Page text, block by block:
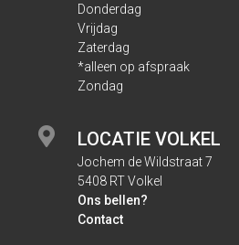
Donderdag
Vrijdag
Zaterdag
*alleen op afspraak
Zondag
LOCATIE VOLKEL
Jochem de Wildstraat 7
5408 RT Volkel
Ons bellen?
Contact